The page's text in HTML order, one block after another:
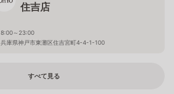
住吉店
8:00～23:00
兵庫県神戸市東灘区住吉宮町4-4-1-100
すべて見る